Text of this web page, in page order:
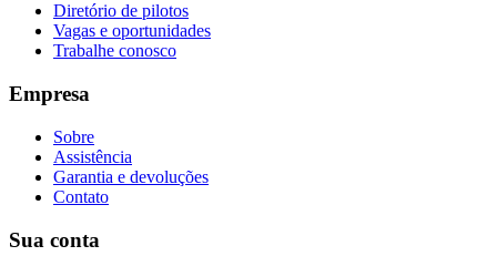
Diretório de pilotos
Vagas e oportunidades
Trabalhe conosco
Empresa
Sobre
Assistência
Garantia e devoluções
Contato
Sua conta